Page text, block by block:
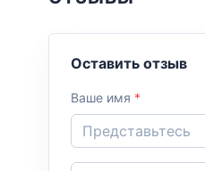
Оставить отзыв
Ваше имя *